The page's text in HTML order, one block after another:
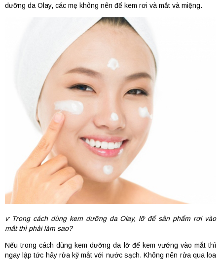
dưỡng da Olay, các mẹ không nên để kem rơi và mắt và miệng.
ⱱ Trong cách dùng kem dưỡng da Olay, lỡ để sản phẩm rơi vào
mắt thì phải làm sao?
Nếu trong cách dùng kem dưỡng da lỡ để kem vướng vào mắt thì
ngay lập tức hãy rửa kỹ mắt với nước sạch. Không nên rửa qua loa